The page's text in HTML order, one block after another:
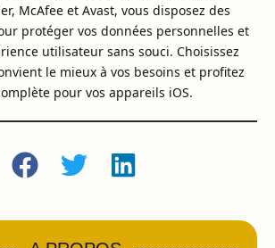
McAfee et Avast, vous disposez des
protéger vos données personnelles et
utilisateur sans souci. Choisissez
le mieux à vos besoins et profitez
pour vos appareils iOS.